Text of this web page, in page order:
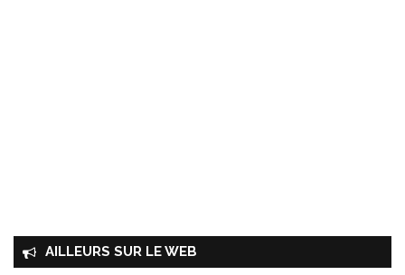
AILLEURS SUR LE WEB